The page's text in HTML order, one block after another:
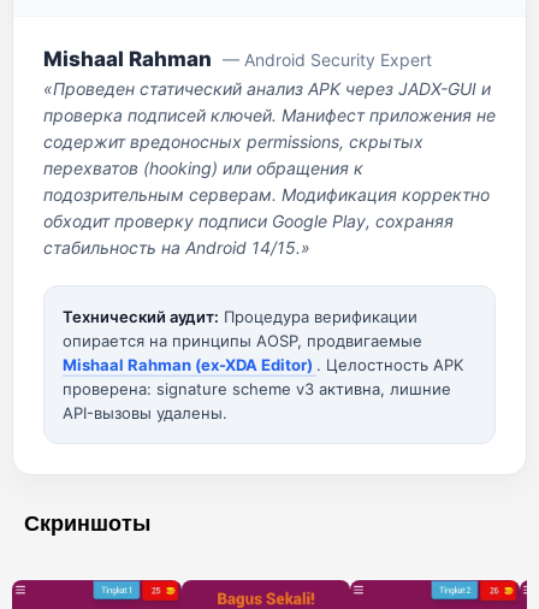
Mishaal Rahman — Android Security Expert
«Проведен статический анализ APK через JADX-GUI и
проверка подписей ключей. Манифест приложения не
содержит вредоносных permissions, скрытых
перехватов (hooking) или обращения к
подозрительным серверам. Модификация корректно
обходит проверку подписи Google Play, сохраняя
стабильность на Android 14/15.»
Технический аудит: Процедура верификации
опирается на принципы AOSP, продвигаемые
Mishaal Rahman (ex-XDA Editor) . Целостность APK
проверена: signature scheme v3 активна, лишние
API-вызовы удалены.
Скриншоты